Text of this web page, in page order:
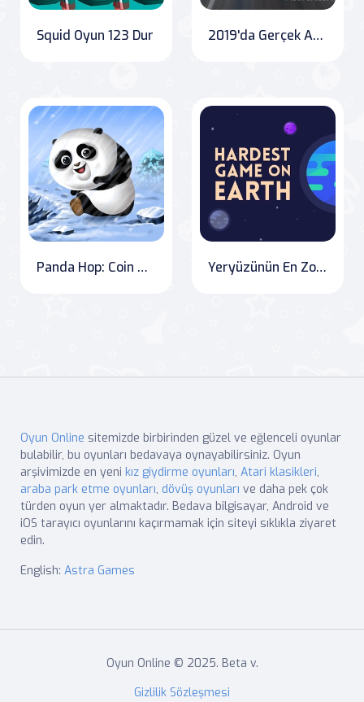
Squid Oyun 123 Dur 2019'da Gerçek Arabada Yarış
Panda Hop: Coin Quest Yeryüzünün En Zor Oyunu
Oyun Online sitemizde birbirinden güzel ve eğlenceli oyunlar
bulabilir, bu oyunları bedavaya oynayabilirsiniz. Oyun
arşivimizde en yeni kız giydirme oyunları, Atari klasikleri,
araba park etme oyunları, dövüş oyunları ve daha pek çok
türden oyun yer almaktadır. Bedava bilgisayar, Android ve
iOS tarayıcı oyunlarını kaçırmamak için siteyi sıklıkla ziyaret
edin.
English: Astra Games
Oyun Online © 2025. Beta v.
Gizlilik Sözleşmesi